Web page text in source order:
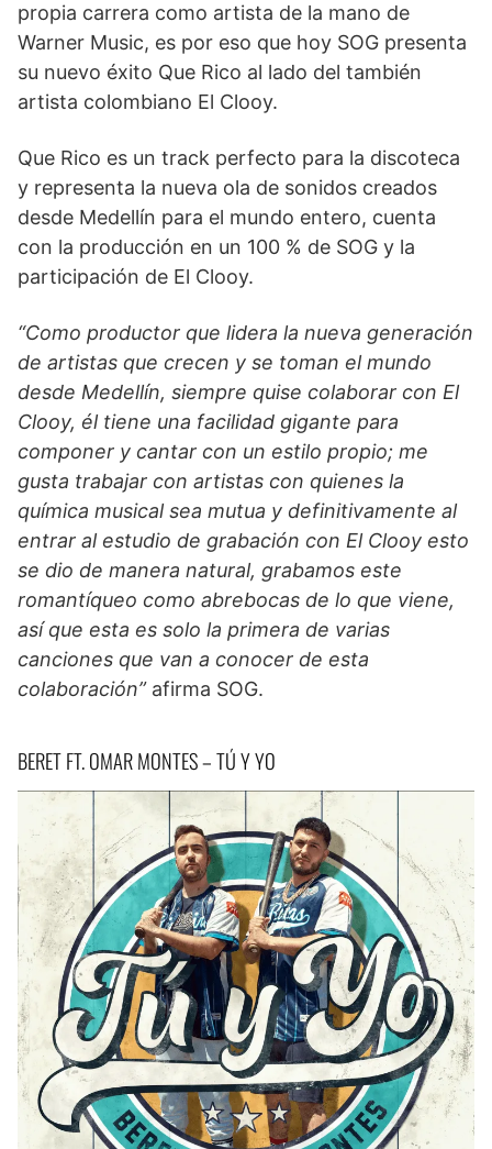
propia carrera como artista de la mano de
Warner Music, es por eso que hoy SOG presenta
su nuevo éxito Que Rico al lado del también
artista colombiano El Clooy.
Que Rico es un track perfecto para la discoteca
y representa la nueva ola de sonidos creados
desde Medellín para el mundo entero, cuenta
con la producción en un 100 % de SOG y la
participación de El Clooy.
“Como productor que lidera la nueva generación
de artistas que crecen y se toman el mundo
desde Medellín, siempre quise colaborar con El
Clooy, él tiene una facilidad gigante para
componer y cantar con un estilo propio; me
gusta trabajar con artistas con quienes la
química musical sea mutua y definitivamente al
entrar al estudio de grabación con El Clooy esto
se dio de manera natural, grabamos este
romantíqueo como abrebocas de lo que viene,
así que esta es solo la primera de varias
canciones que van a conocer de esta
colaboración”afirma SOG.
BERET FT. OMAR MONTES – TÚ Y YO